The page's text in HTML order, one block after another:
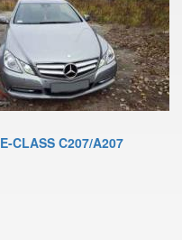
E-CLASS C207/A207